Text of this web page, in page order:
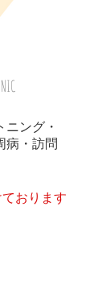
ング・
病・訪問
おります